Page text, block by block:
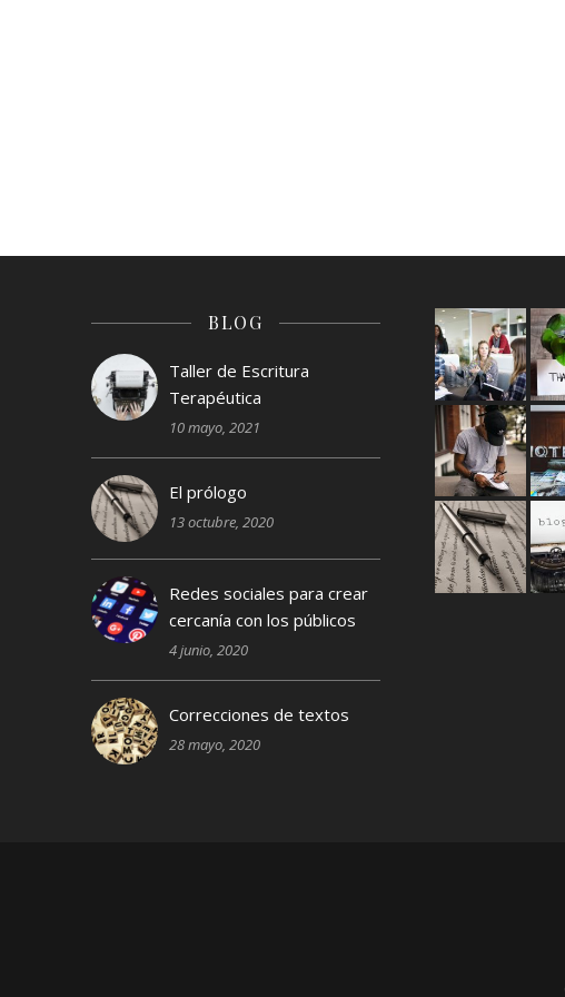
BLOG
Taller de Escritura
Terapéutica
10 mayo, 2021
El prólogo
13 octubre, 2020
Redes sociales para crear
cercanía con los públicos
4 junio, 2020
Correcciones de textos
28 mayo, 2020